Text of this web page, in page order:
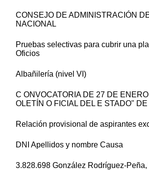
CONSEJO DE ADMINISTRACIÓN
NACIONAL
Pruebas selectivas para cubrir una
Oficios
Albañilería (nivel VI)
C ONVOCATORIA DE 27 DE
OLETÍN O FICIAL DEL E STADO"
Relación provisional de aspirantes
DNI Apellidos y nombre Causa
3.828.698 González Rodríguez-Peña,